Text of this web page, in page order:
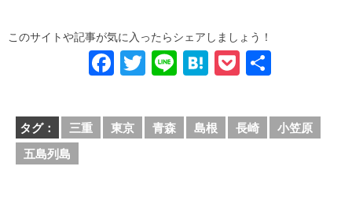
このサイトや記事が気に入ったらシェアしましょう！
F
c
e
T
tt
er
Li
e
H
e
n
P
ck
et
タグ： 三重 東京 青森 島根 長崎
小笠原
五島列島